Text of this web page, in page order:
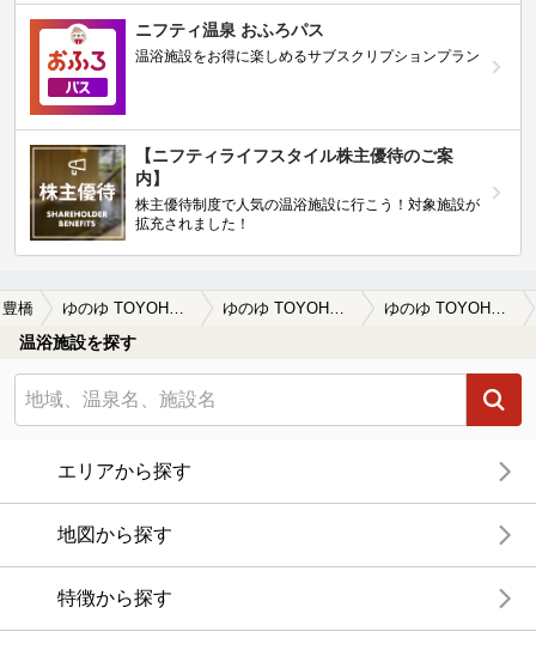
ニフティ温泉 おふろパス
温浴施設をお得に楽しめるサブスクリプションプラン
【ニフティライフスタイル株主優待のご案
内】
株主優待制度で人気の温浴施設に行こう！対象施設が
拡充されました！
豊橋 ゆのゆ TOYOHASHI ゆのゆ TOYOHASHIの口コミ一覧 ゆのゆ TOYOHASHIの口コミ 総合的に良かった
温浴施設を探す
エリアから探す
地図から探す
特徴から探す